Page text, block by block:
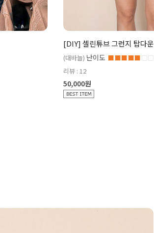
[DIY] 셀린튜브 그런지 탑다운
(대바늘) 난이도 ■■■■■□□
리뷰 : 12
50,000원